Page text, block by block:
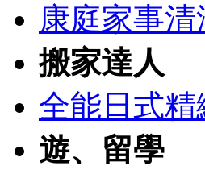
康庭家事清
搬家達人
全能日式精
遊、留學